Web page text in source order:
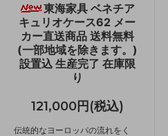
東海家具 ベネチア
キュリオケース62 メー
カー直送商品 送料無料
(一部地域を除きます。)
設置込 生産完了 在庫限
り
121,000円(税込)
伝統的なヨーロッパの流れをく